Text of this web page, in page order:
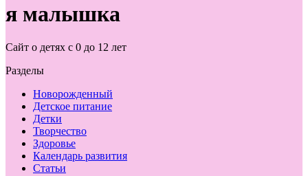
я малышка
Сайт о детях с 0 до 12 лет
Разделы
Новорожденный
Детское питание
Детки
Творчество
Здоровье
Календарь развития
Статьи